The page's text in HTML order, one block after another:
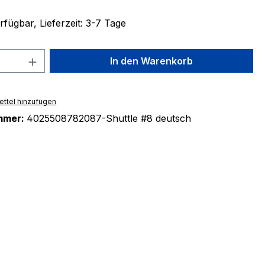
Lieferzeit: 3-7 Tage
Anzahl: Gib den gewünschten Wert
In den Warenkorb
hinzufügen
4025508782087-Shuttle #8 deutsch